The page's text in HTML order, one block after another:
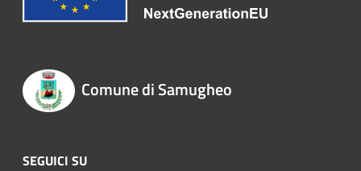
Comune di Samugheo
SEGUICI SU